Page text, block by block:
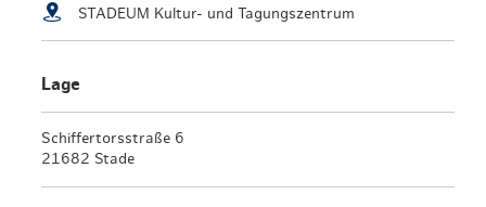
Sonntage
& Lifestyle
Restaurants
& Feinschmecker
essen & trinken
STADEUM Kultur- und Tagungszentrum
Lage
Schiffertorsstraße 6
21682 Stade